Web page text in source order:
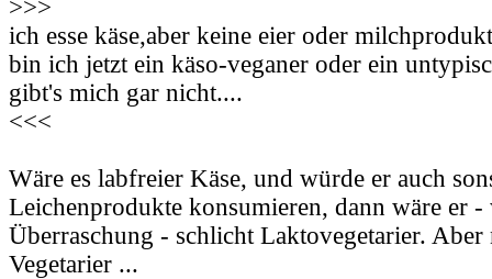
>>>
ich esse käse,aber keine eier oder
bin ich jetzt ein käso-veganer oder ein
gibt's mich gar nicht....
<<<
Wäre es labfreier Käse, und würde er auch
Leichenprodukte konsumieren, dann wäre er -
Überraschung - schlicht Laktovegetarier.
Vegetarier ...